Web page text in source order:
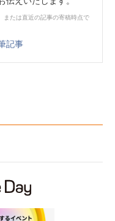
または直近の記事の寄稿時点で
記事